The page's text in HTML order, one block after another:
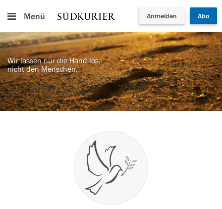
Menü Anmelden Abo
Wir lassen nur die Hand los,
nicht den Menschen.